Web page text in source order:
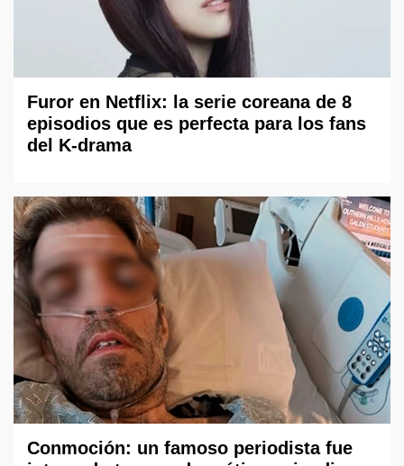
Furor en Netflix: la serie coreana de 8
episodios que es perfecta para los fans
del K-drama
Conmoción: un famoso periodista fue